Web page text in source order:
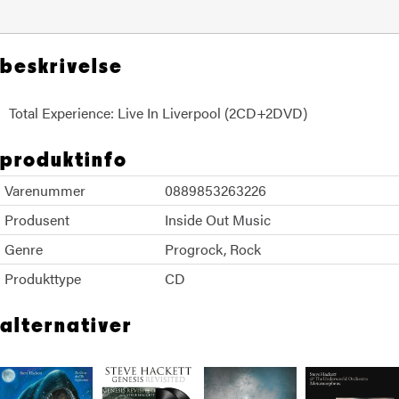
beskrivelse
Total Experience: Live In Liverpool (2CD+2DVD)
produktinfo
Varenummer
0889853263226
Produsent
Inside Out Music
Genre
Progrock Rock
Produkttype
CD
alternativer